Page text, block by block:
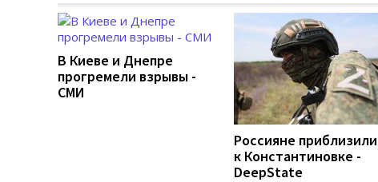
В Киеве и Днепре
прогремели взрывы -
СМИ
Россияне
к Константиновке -
DeepState